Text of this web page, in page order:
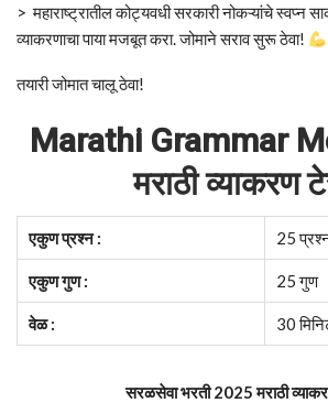
> महाराष्ट्रातील कोट्यवधी सरकारी नोकऱ्यांचे स्वप्न
व्याकरणाचा पाया मजबूत करा. जोमाने सराव सुरू ठेवा!
तयारी जोमात चालू ठेवा!
Marathi Grammar
मराठी व्याकरण
एकुण प्रश्न : 25
एकुण गुण : 25 गुण
वेळ : 30
सरळसेवा भरती 2025 मराठी